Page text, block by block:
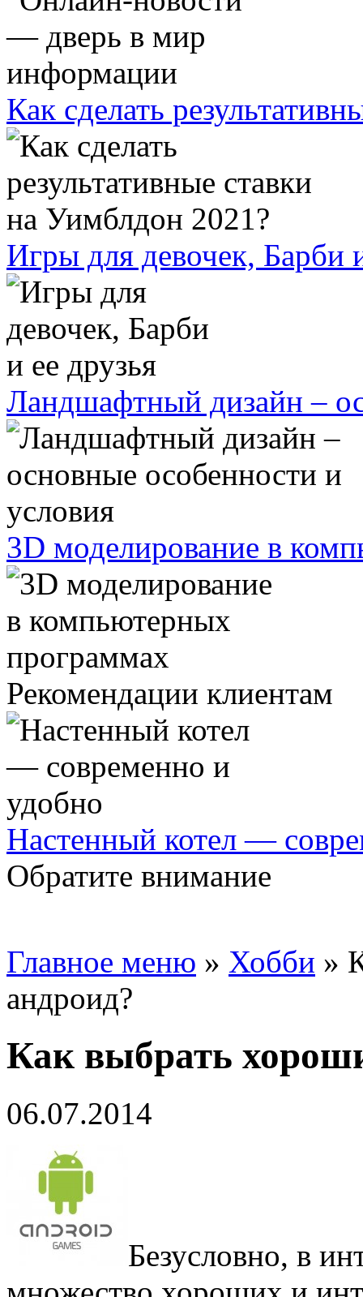
Как сделать
Игры для девочек, Барби
Ландшафтный дизайн –
3D моделирование в
Рекомендации клиентам
Настенный котел —
Обратите внимание
Главное меню » Хобби »
андроид?
Как выбрать
06.07.2014
Безусловно, в